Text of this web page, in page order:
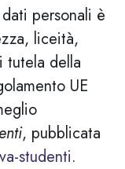
personali è
liceità,
tutela della
UE
, pubblicata
studenti.